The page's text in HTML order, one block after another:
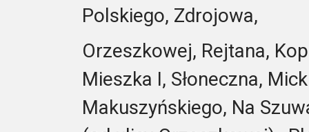
Polskiego, Zdrojowa,
Orzeszkowej, Rejtana,
Mieszka I, Słoneczna,
Makuszyńskiego, Na